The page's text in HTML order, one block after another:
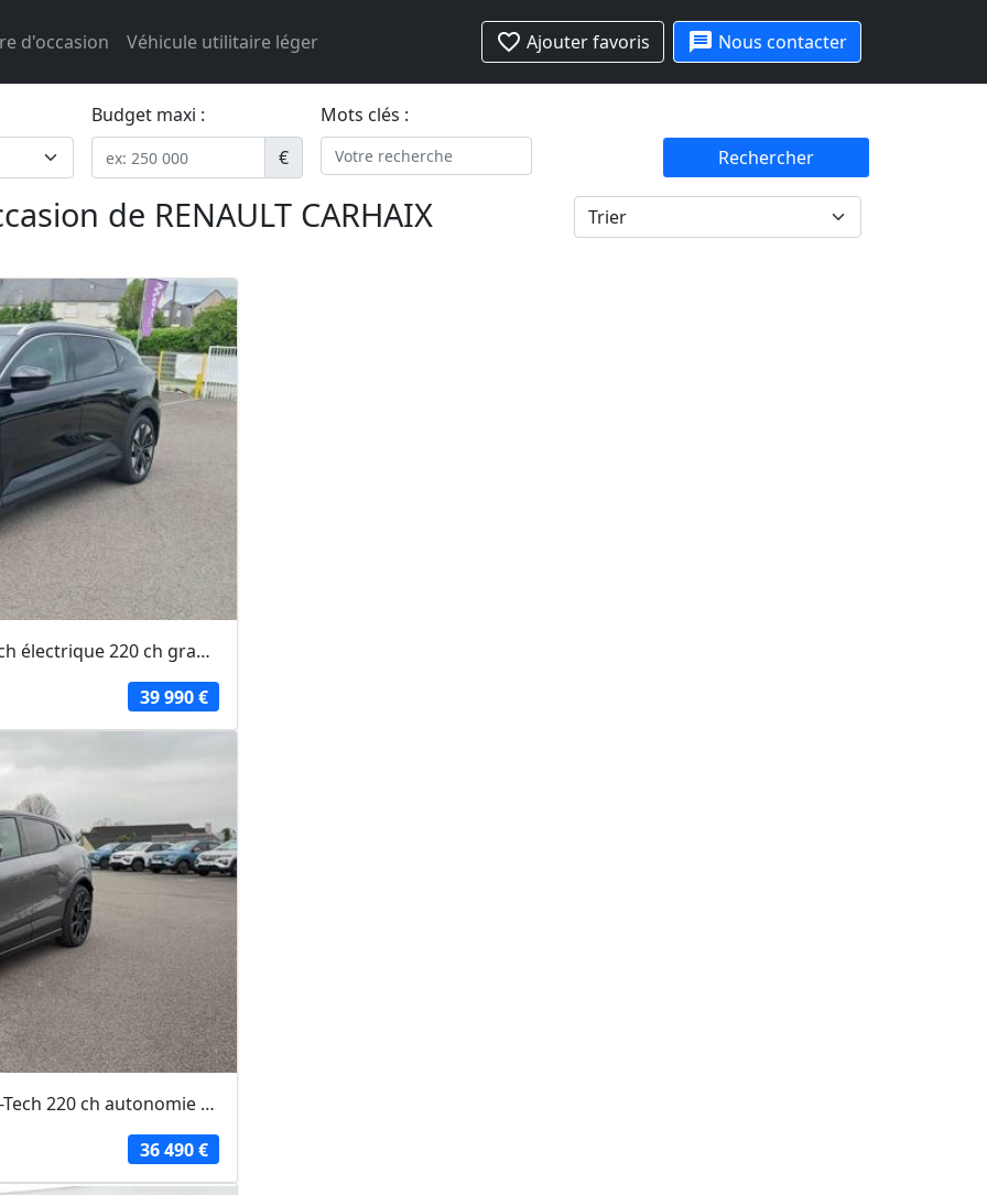
d'occasion Véhicule utilitaire léger favorite_border Ajouter favoris message Nous contacter
Budget maxi :
€
Mots clés :
Rechercher
de RENAULT CARHAIX
RENAULT SCENIC 2026 - Noir - Scenic E-Tech électrique 220 ch grande autonomie...
39 990 €
RENAULT MÉGANE 2026 - YUY - Megane E-Tech 220 ch autonomie confort esprit Alpine
36 490 €